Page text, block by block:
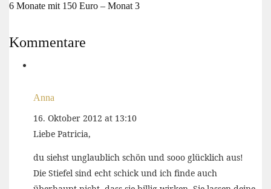
6 Monate mit 150 Euro – Monat 3
Kommentare
Anna
16. Oktober 2012 at 13:10
Liebe Patricia,
du siehst unglaublich schön und sooo glücklich aus!
Die Stiefel sind echt schick und ich finde auch